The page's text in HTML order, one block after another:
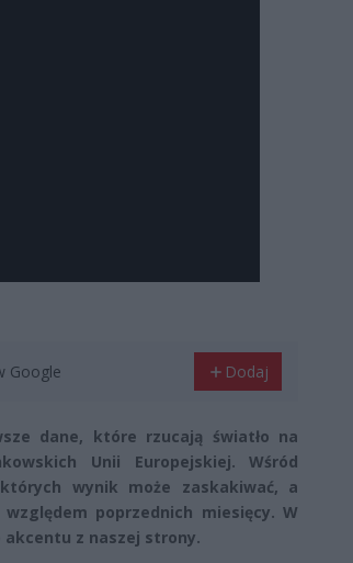
Google Dodaj
dane, które rzucają światło na
Unii Europejskiej. Wśród
wynik może zaskakiwać, a
poprzednich miesięcy. W
akcentu z naszej strony.